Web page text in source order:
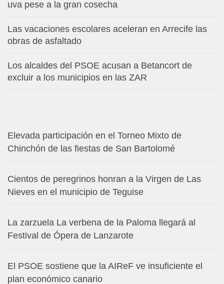
uva pese a la gran cosecha
Las vacaciones escolares aceleran en Arrecife las
obras de asfaltado
Los alcaldes del PSOE acusan a Betancort de
excluir a los municipios en las ZAR
Elevada participación en el Torneo Mixto de
Chinchón de las fiestas de San Bartolomé
Cientos de peregrinos honran a la Virgen de Las
Nieves en el municipio de Teguise
La zarzuela La verbena de la Paloma llegará al
Festival de Ópera de Lanzarote
El PSOE sostiene que la AIReF ve insuficiente el
plan económico canario